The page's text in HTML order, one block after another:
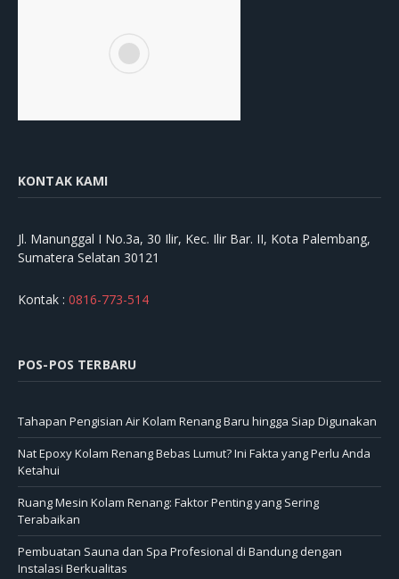
KONTAK KAMI
Jl. Manunggal I No.3a, 30 Ilir, Kec. Ilir Bar. II, Kota Palembang,
Sumatera Selatan 30121
Kontak : 0816-773-514
POS-POS TERBARU
Tahapan Pengisian Air Kolam Renang Baru hingga Siap Digunakan
Nat Epoxy Kolam Renang Bebas Lumut? Ini Fakta yang Perlu Anda
Ketahui
Ruang Mesin Kolam Renang: Faktor Penting yang Sering
Terabaikan
Pembuatan Sauna dan Spa Profesional di Bandung dengan
Instalasi Berkualitas